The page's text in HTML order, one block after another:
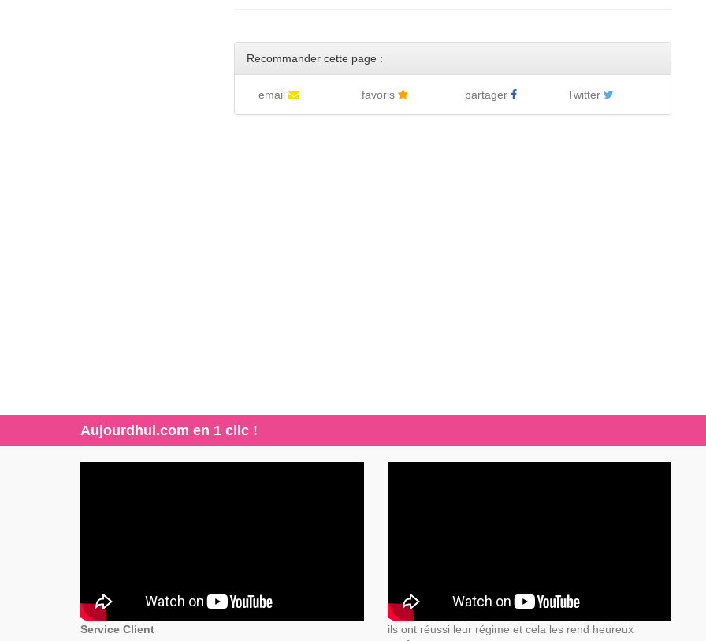
Recommander cette page :
email favoris partager Twitter
Aujourdhui.com en 1 clic !
Service Client
ils ont réussi leur régime et cela les rend heureux